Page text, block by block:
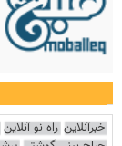
خبرآنلاین راه نو آنلاین